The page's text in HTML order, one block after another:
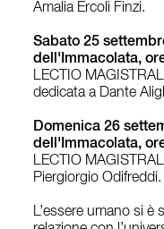
Amalia Ercoli Finzi.
Sabato 25
dell'Immacolata,
LECTIO
dedicata a Dante
Domenica 26
dell'Immacolata,
LECTIO
Piergiorgio Odifreddi.
L’essere umano si